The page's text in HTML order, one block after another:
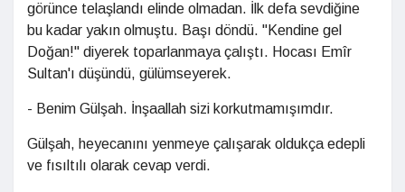
görünce telaşlandı elinde olmadan. İlk defa sevdiğine
bu kadar yakın olmuştu. Başı döndü. "Kendine gel
Doğan!" diyerek toparlanmaya çalıştı. Hocası Emîr
Sultan'ı düşündü, gülümseyerek.
- Benim Gülşah. İnşaallah sizi korkutmamışımdır.
Gülşah, heyecanını yenmeye çalışarak oldukça edepli
ve fısıltılı olarak cevap verdi.